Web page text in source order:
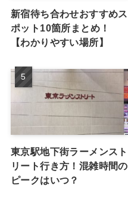
新宿待ち合わせおすすめス
ポット10箇所まとめ！
【わかりやすい場所】
東京駅地下街ラーメンスト
リート行き方！混雑時間の
ピークはいつ？